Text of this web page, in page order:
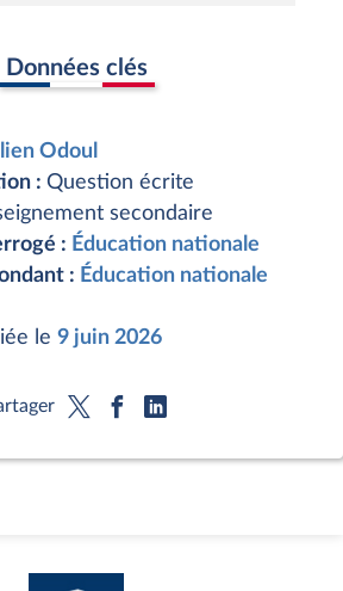
Données clés
Odoul
: Question écrite
secondaire
: Éducation nationale
: Éducation nationale
le 9 juin 2026